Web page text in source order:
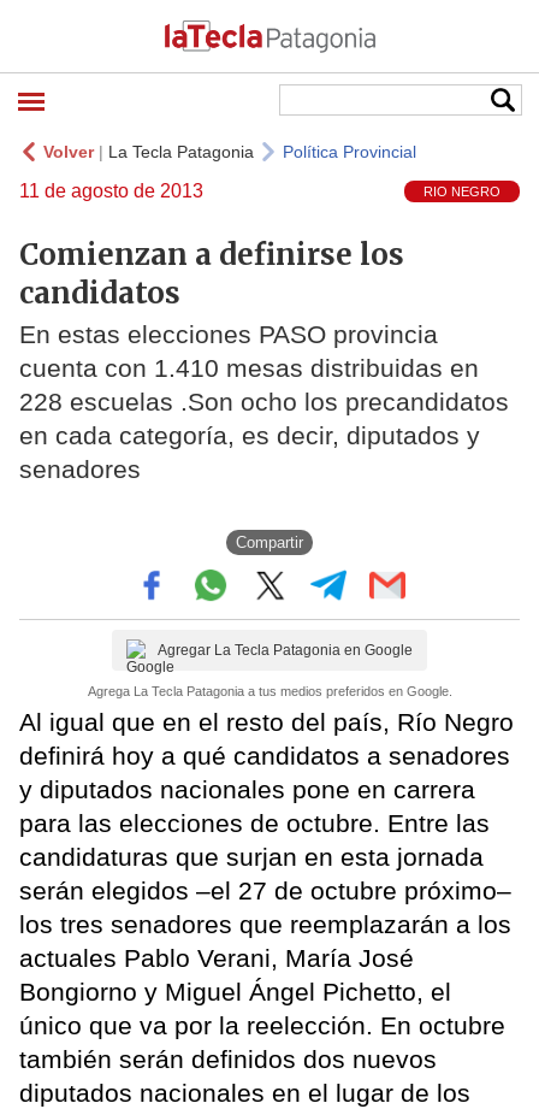
Volver| La Tecla Patagonia Política Provincial
11 de agosto de 2013 RIO NEGRO
Comienzan a definirse los
candidatos
En estas elecciones PASO provincia
cuenta con 1.410 mesas distribuidas en
228 escuelas .Son ocho los precandidatos
en cada categoría, es decir, diputados y
senadores
Compartir
Agregar La Tecla Patagonia en Google
Agrega La Tecla Patagonia a tus medios preferidos en Google.
Al igual que en el resto del país, Río Negro
definirá hoy a qué candidatos a senadores
y diputados nacionales pone en carrera
para las elecciones de octubre. Entre las
candidaturas que surjan en esta jornada
serán elegidos –el 27 de octubre próximo–
los tres senadores que reemplazarán a los
actuales Pablo Verani, María José
Bongiorno y Miguel Ángel Pichetto, el
único que va por la reelección. En octubre
también serán definidos dos nuevos
diputados nacionales en el lugar de los